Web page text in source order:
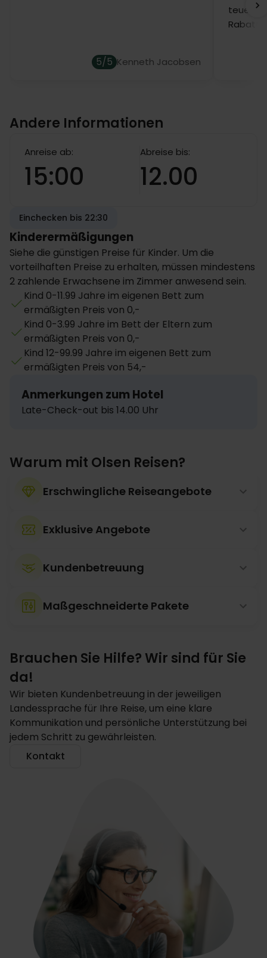
5/5 Kenneth Jacobsen
teuer.
Rabatt
Andere Informationen
Anreise ab:
15:00
Abreise bis:
12.00
Einchecken bis 22:30
Kinderermäßigungen
Siehe die günstigen Preise für Kinder. Um die
vorteilhaften Preise zu erhalten, müssen mindestens
2 zahlende Erwachsene im Zimmer anwesend sein.
Kind 0-11.99 Jahre im eigenen Bett zum
ermäßigten Preis von 0,-
Kind 0-3.99 Jahre im Bett der Eltern zum
ermäßigten Preis von 0,-
Kind 12-99.99 Jahre im eigenen Bett zum
ermäßigten Preis von 54,-
Anmerkungen zum Hotel
Late-Check-out bis 14.00 Uhr
Warum mit Olsen Reisen?
Erschwingliche Reiseangebote
Exklusive Angebote
Kundenbetreuung
Maßgeschneiderte Pakete
Brauchen Sie Hilfe? Wir sind für Sie
da!
Wir bieten Kundenbetreuung in der jeweiligen
Landessprache für Ihre Reise, um eine klare
Kommunikation und persönliche Unterstützung bei
jedem Schritt zu gewährleisten.
Kontakt